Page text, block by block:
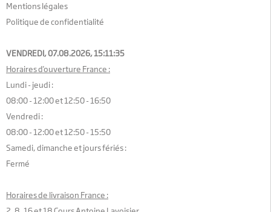
Mentions légales
Politique de confidentialité
VENDREDI, 07.08.2026,15:11:36
Horaires d'ouverture France :
Lundi - jeudi :
08:00 - 12:00 et 12:50 - 16:50
Vendredi :
08:00 - 12:00 et 12:50 - 15:50
Samedi, dimanche et jours fériés :
Fermé
Horaires de livraison France :